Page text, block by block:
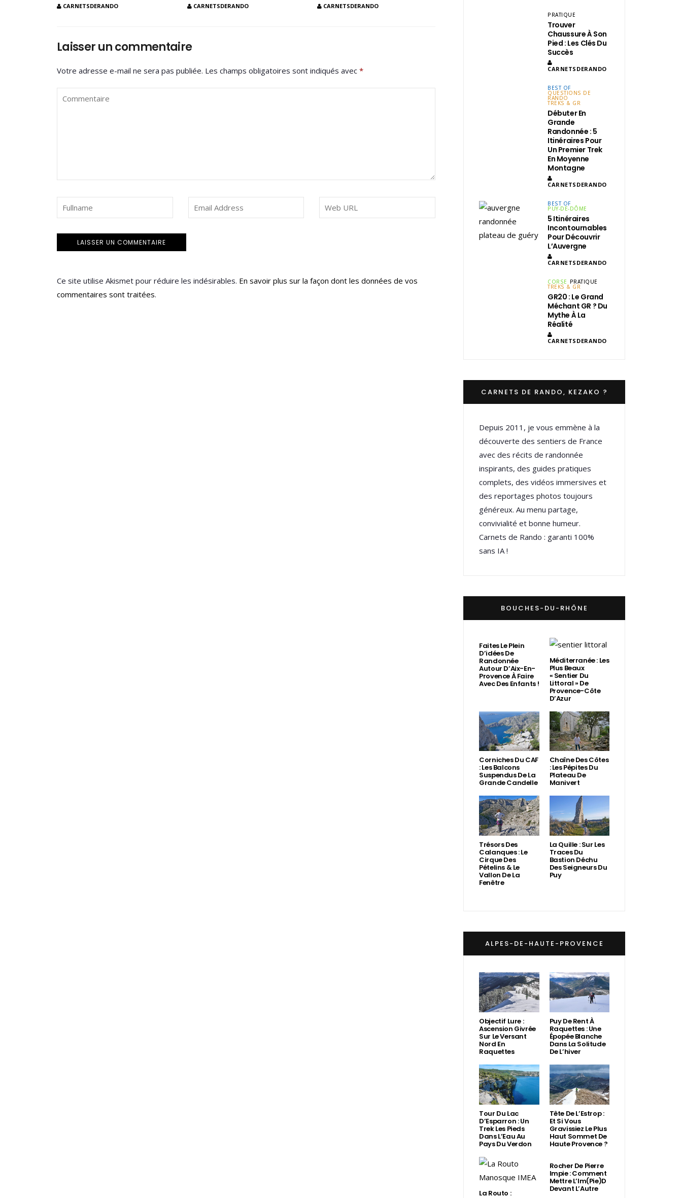
CARNETSDERANDO CARNETSDERANDO CARNETSDERANDO
Laisser un commentaire
Votre adresse e-mail ne sera pas publiée. Les champs obligatoires sont indiqués avec *
Ce site utilise Akismet pour réduire les indésirables. En savoir plus sur la façon dont les données de vos
commentaires sont traitées.
PRATIQUE
Trouver
Chaussure À Son
Pied : Les Clés Du
Succès
CARNETSDERANDO
BEST OF
QUESTIONS DE
RANDO
TREKS & GR
Débuter En
Grande
Randonnée : 5
Itinéraires Pour
Un Premier Trek
En Moyenne
Montagne
CARNETSDERANDO
BEST OF
PUY-DE-DÔME
5 Itinéraires
Incontournables
Pour Découvrir
L’Auvergne
CARNETSDERANDO
CORSE PRATIQUE
TREKS & GR
GR20 : Le Grand
Méchant GR ? Du
Mythe À La
Réalité
CARNETSDERANDO
CARNETS DE RANDO, KEZAKO ?
Depuis 2011, je vous emmène à la
découverte des sentiers de France
avec des récits de randonnée
inspirants, des guides pratiques
complets, des vidéos immersives et
des reportages photos toujours
généreux. Au menu partage,
convivialité et bonne humeur.
Carnets de Rando : garanti 100%
sans IA !
BOUCHES-DU-RHÔNE
Faites Le Plein
D’idées De
Randonnée
Autour D’Aix-En-
Provence À Faire
Avec Des Enfants !
Méditerranée : Les
Plus Beaux
« Sentier Du
Littoral » De
Provence-Côte
D’Azur
Corniches Du CAF
: Les Balcons
Suspendus De La
Grande Candelle
Chaîne Des Côtes
: Les Pépites Du
Plateau De
Manivert
Trésors Des
Calanques : Le
Cirque Des
Pételins & Le
Vallon De La
Fenêtre
La Quille : Sur Les
Traces Du
Bastion Déchu
Des Seigneurs Du
Puy
ALPES-DE-HAUTE-PROVENCE
Objectif Lure :
Ascension Givrée
Sur Le Versant
Nord En
Raquettes
Puy De Rent À
Raquettes : Une
Épopée Blanche
Dans La Solitude
De L’hiver
Tour Du Lac
D’Esparron : Un
Trek Les Pieds
Dans L’Eau Au
Pays Du Verdon
Tête De L’Estrop :
Et Si Vous
Gravissiez Le Plus
Haut Sommet De
Haute Provence ?
La Routo :
Rocher De Pierre
Impie : Comment
Mettre L’Im(Pie)d
Devant L’Autre